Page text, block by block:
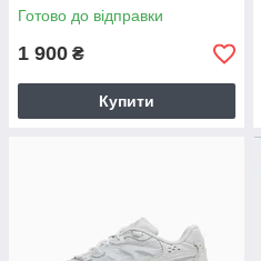
Готово до відправки
1 900 ₴
Купити